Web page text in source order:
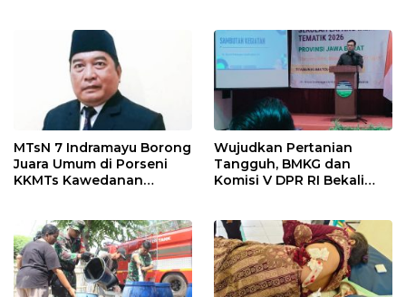
Indramayu
MTsN 7 Indramayu Borong
Juara Umum di Porseni
KKMTs Kawedanan
Wujudkan Pertanian
Tangguh, BMKG dan
Komisi V DPR RI Bekali